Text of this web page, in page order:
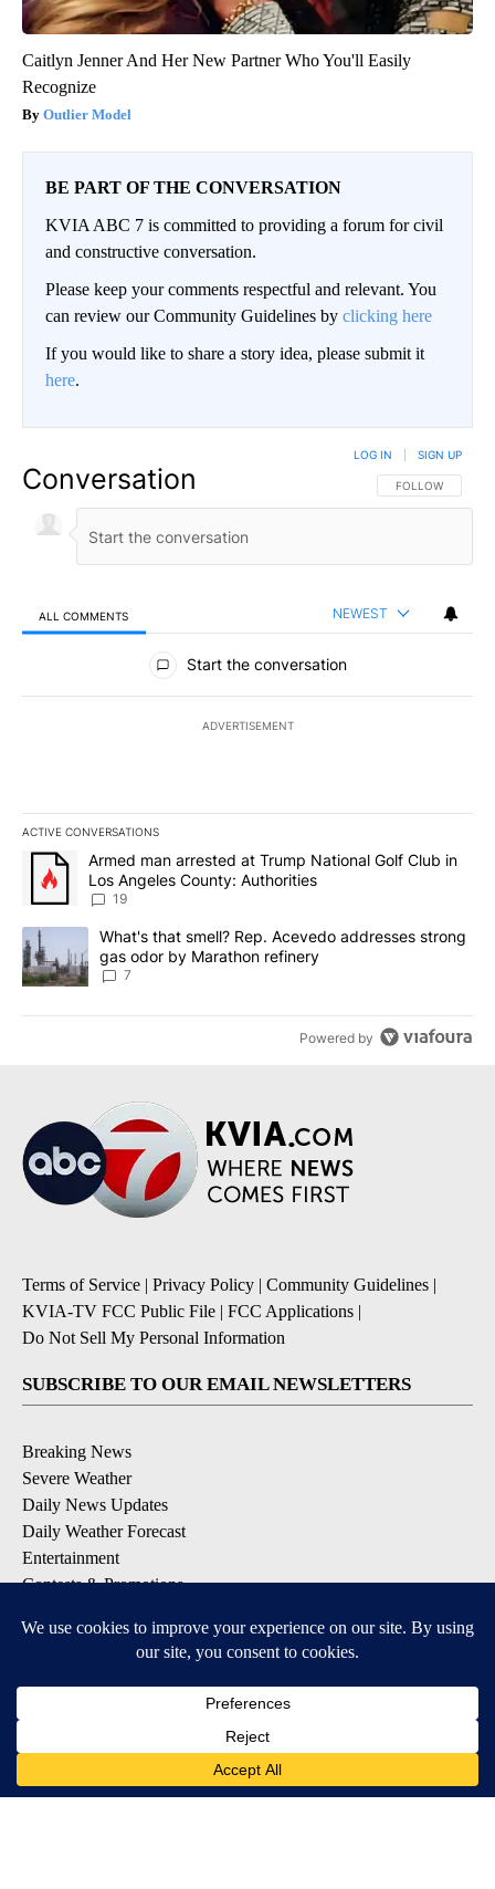
Caitlyn Jenner And Her New Partner Who You'll Easily
Recognize
Outlier Model
BE PART OF THE CONVERSATION
KVIA ABC 7 is committed to providing a forum for civil
and constructive conversation.
Please keep your comments respectful and relevant. You
can review our Community Guidelines by clicking here
If you would like to share a story idea, please submit it
here.
Conversation FOLLOW THIS
FOLLOW
LOG IN SIGN UP
ALL COMMENTS NEWEST
All Comments
Start the conversation
ADVERTISEMENT
ACTIVE CONVERSATIONS
The following is a list of the most commented articles in the last
A trending article titled "Armed man arrested at Trump National
Armed man arrested at Trump National Golf Club in
Los Angeles County: Authorities
19
A trending article titled "What's that smell? Rep. Acevedo
What's that smell? Rep. Acevedo addresses strong
gas odor by Marathon refinery
7
Powered by
Terms of Service | Privacy Policy | Community Guidelines |
KVIA-TV FCC Public File | FCC Applications |
Do Not Sell My Personal Information
SUBSCRIBE TO OUR EMAIL NEWSLETTERS
Breaking News
Severe Weather
Daily News Updates
Daily Weather Forecast
Entertainment
Contests & Promotions
DOWNLOAD OUR APPS
Available for iOS and Android